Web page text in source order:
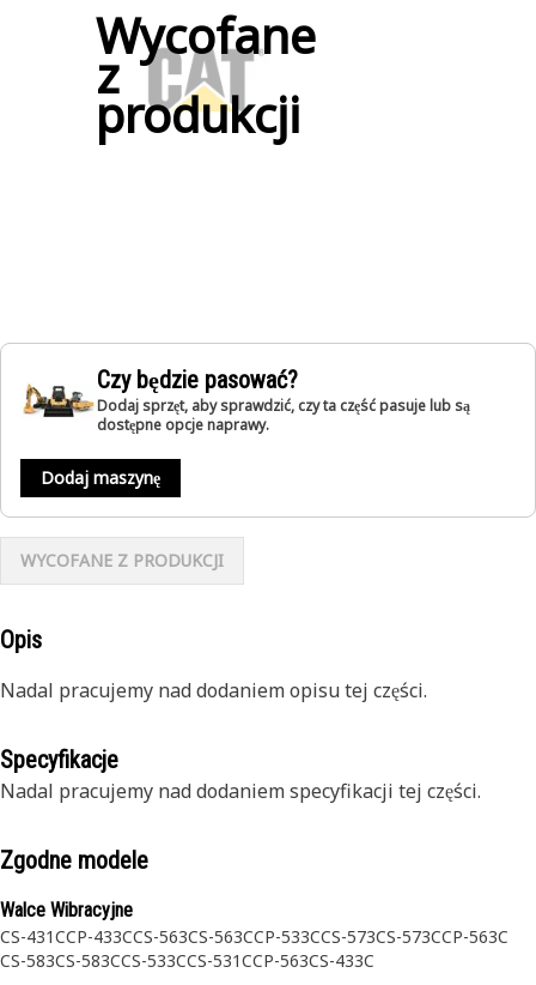
Wycofane
z
produkcji
Czy będzie pasować?
Dodaj sprzęt, aby sprawdzić, czy ta część pasuje lub są
dostępne opcje naprawy.
Dodaj maszynę
WYCOFANE Z PRODUKCJI
Opis
Nadal pracujemy nad dodaniem opisu tej części.
Specyfikacje
Nadal pracujemy nad dodaniem specyfikacji tej części.
Zgodne modele
Walce Wibracyjne
CS-431CCP-433CCS-563CS-563CCP-533CCS-573CS-573CCP-563C
CS-583CS-583CCS-533CCS-531CCP-563CS-433C